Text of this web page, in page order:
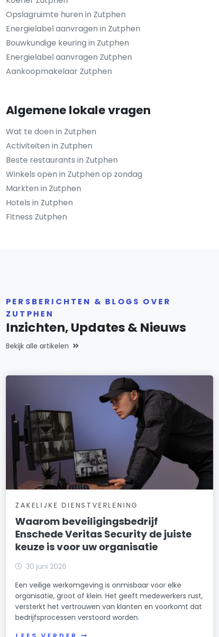
Opslagruimte huren in Zutphen
Energielabel aanvragen in Zutphen
Bouwkundige keuring in Zutphen
Energielabel aanvragen Zutphen
Aankoopmakelaar Zutphen
Algemene lokale vragen
Wat te doen in Zutphen
Activiteiten in Zutphen
Beste restaurants in Zutphen
Winkels open in Zutphen op zondag
Markten in Zutphen
Hotels in Zutphen
Fitness Zutphen
PERSBERICHTEN & BLOGS OVER
ZUTPHEN
Inzichten, Updates & Nieuws
Bekijk alle artikelen
ZAKELIJKE DIENSTVERLENING
Waarom beveiligingsbedrijf
Enschede Veritas Security de juiste
keuze is voor uw organisatie
30 juni 2026
Een veilige werkomgeving is onmisbaar voor elke
organisatie, groot of klein. Het geeft medewerkers rust,
versterkt het vertrouwen van klanten en voorkomt dat
bedrijfsprocessen verstoord worden.